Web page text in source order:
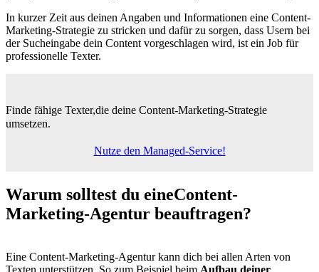
In kurzer Zeit aus deinen Angaben und Informationen eine Content-
Marketing-Strategie zu stricken und dafür zu sorgen, dass Usern bei
der Sucheingabe dein Content vorgeschlagen wird, ist ein Job für
professionelle Texter.
Finde fähige Texter,die deine Content-Marketing-Strategie
umsetzen.
Nutze den Managed-Service!
Warum solltest du eineContent-
Marketing-Agentur beauftragen?
Eine Content-Marketing-Agentur kann dich bei allen Arten von